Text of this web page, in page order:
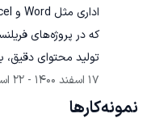
که در
تولید محتوای دقیق،
17 اسفند 1400
- 22 اسفند 1403
نمونه‌کارها